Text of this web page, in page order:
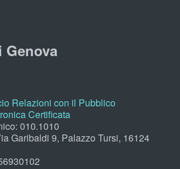
Genova
Relazioni con il Pubblico
Certificata
010.1010
Garibaldi 9, Palazzo Tursi, 16124